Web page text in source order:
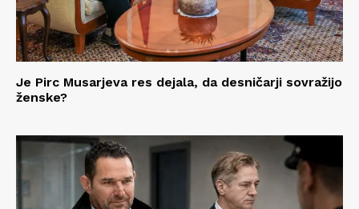
Je Pirc Musarjeva res dejala, da desničarji sovražijo
ženske?